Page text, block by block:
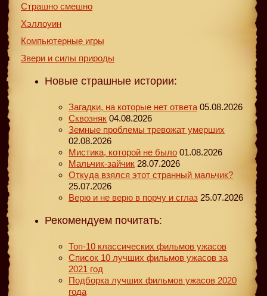
Страшно смешно
Хэллоуин
Компьютерные игры
Звери и силы природы
Новые страшные истории:
Загадки, на которые нет ответа 05.08.2026
Сквозняк 04.08.2026
Земные проблемы тревожат умерших
02.08.2026
Мистика, которой не было 01.08.2026
Мальчик-зайчик 28.07.2026
Откуда взялся этот странный мальчик?
25.07.2026
Верю и не верю в порчу и сглаз 25.07.2026
Рекомендуем почитать:
Топ-10 классических фильмов ужасов
Список 10 лучших фильмов ужасов за
2021 год
Подборка лучших фильмов ужасов 2020
года